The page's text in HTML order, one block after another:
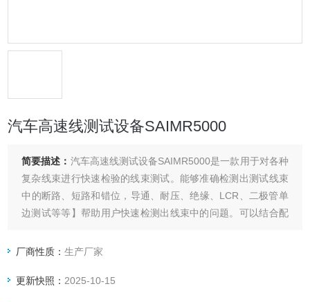
汽车高速线测试设备SAIMR5000
简要描述： 汽车高速线测试设备SAIMR5000是一款用于对各种
复杂线束进行快速检验的线束测试。能够准确检测出测试线束
中的断路、短路和错位，导通、耐压、绝缘、LCR、二极管单
边测试等等】帮助用户快速检测出线束中的问题。可以结合配
题。可满足生产线、进货检验及实验室测量要求。
厂商性质：生产厂家
更新快照： 2025-10-15